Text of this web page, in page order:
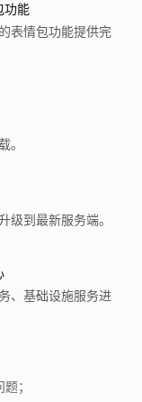
功能
表情包功能提供完
。
级到最新服务端。
、基础设施服务进
；